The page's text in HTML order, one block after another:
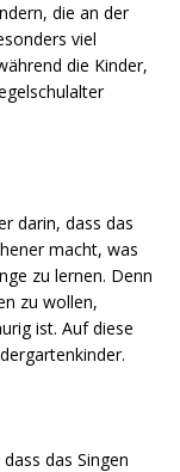
die an der
viel
die Kinder,
darin, dass das
macht, was
zu lernen. Denn
zu wollen,
ist. Auf diese
das Singen